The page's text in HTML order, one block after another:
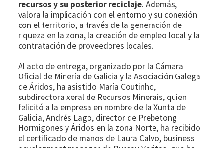
recursos y su posterior reciclaje. Además,
valora la implicación con el entorno y su conexión
con el territorio, a través de la generación de
riqueza en la zona, la creación de empleo local y la
contratación de proveedores locales.
Al acto de entrega, organizado por la Cámara
Oficial de Minería de Galicia y la Asociación Galega
de Áridos, ha asistido María Coutinho,
subdirectora xeral de Recursos Minerais, quien
felicitó a la empresa en nombre de la Xunta de
Galicia, Andrés Lago, director de Prebetong
Hormigones y Áridos en la zona Norte, ha recibido
el certificado de manos de Laura Calvo, business